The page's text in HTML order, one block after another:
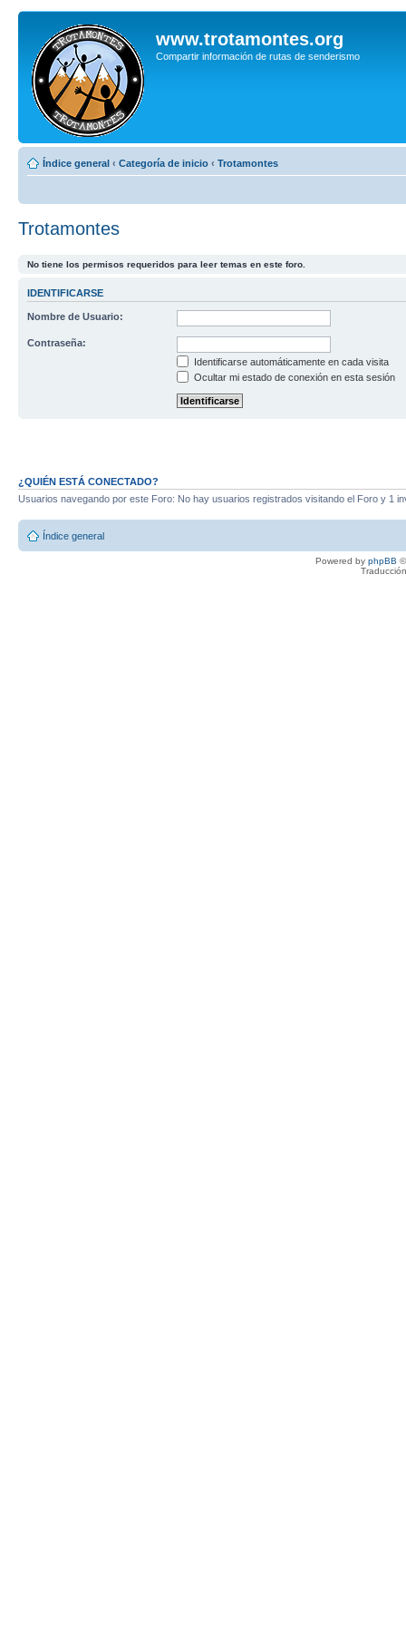
www.trotamontes.org
Compartir información de rutas de senderismo
Índice general ‹ Categoría de inicio ‹ Trotamontes
Trotamontes
No tiene los permisos requeridos para leer temas en este foro.
IDENTIFICARSE
Nombre de Usuario:
Contraseña:
Identificarse automáticamente en cada visita
Ocultar mi estado de conexión en esta sesión
¿QUIÉN ESTÁ CONECTADO?
Usuarios navegando por este Foro: No hay usuarios registrados visitando el Foro y 1
Índice general
Powered by phpBB